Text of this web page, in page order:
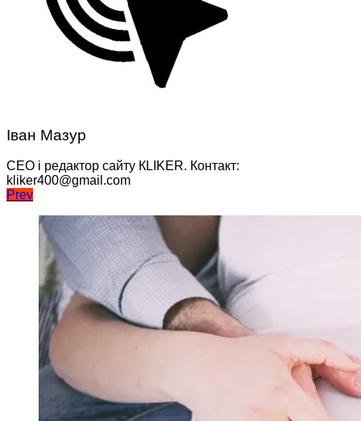
Іван Мазур
CEO і редактор сайту КLIKER. Контакт:
kliker400@gmail.com
Навігація
записів
Prev